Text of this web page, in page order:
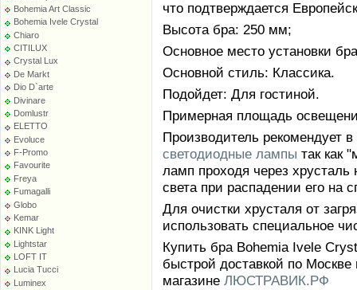
Bohemia Art Classic
Bohemia Ivele Crystal
Chiaro
CITILUX
Crystal Lux
De Markt
Dio D`arte
Divinare
Domlustr
ELETTO
Evoluce
F-Promo
Favourite
Freya
Fumagalli
Globo
Kemar
KINK Light
Lightstar
LOFT IT
Lucia Tucci
Luminex
что подтверждается
Высота бра: 250 мм;
Основное место установки
Основной стиль: Классика.
Подойдет: Для гостиной.
Примерная площадь
Производитель рекомендует
светодиодные лампы так как
ламп проходя через хрусталь
света при распадении его на
Для очистки хрусталя от
использовать специальное
Купить бра Bohemia Ivele
быстрой доставкой по
магазине ЛЮСТРАВИК.РФ